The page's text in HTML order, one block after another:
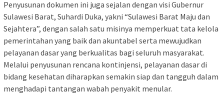
Penyusunan dokumen ini juga sejalan dengan visi Gubernur
Sulawesi Barat, Suhardi Duka, yakni “Sulawesi Barat Maju dan
Sejahtera”, dengan salah satu misinya memperkuat tata kelola
pemerintahan yang baik dan akuntabel serta mewujudkan
pelayanan dasar yang berkualitas bagi seluruh masyarakat.
Melalui penyusunan rencana kontinjensi, pelayanan dasar di
bidang kesehatan diharapkan semakin siap dan tangguh dalam
menghadapi tantangan wabah penyakit menular.